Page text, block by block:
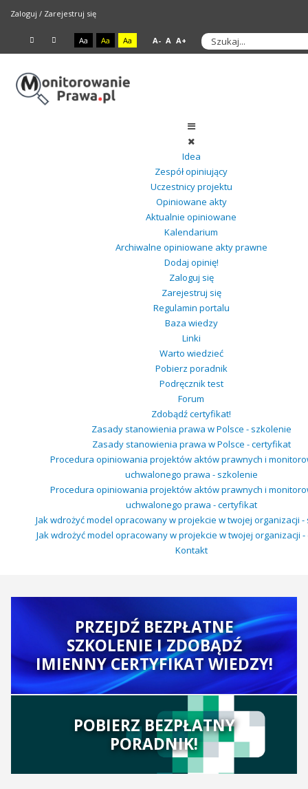
Zaloguj / Zarejestruj się
Aa Aa Aa A- A A+
Idea
Zespół opiniujący
Uczestnicy projektu
Opiniowane akty
Aktualnie opiniowane
Kalendarium
Archiwalne opiniowane akty prawne
Dodaj opinię!
Zaloguj się
Zarejestruj się
Regulamin portalu
Baza wiedzy
Linki
Warto wiedzieć
Pobierz poradnik
Podręcznik test
Forum
Zdobądź certyfikat!
Zasady stanowienia prawa w Polsce - szkolenie
Zasady stanowienia prawa w Polsce - certyfikat
Procedura opiniowania projektów aktów prawnych i
uchwalonego prawa - szkolenie
Procedura opiniowania projektów aktów prawnych i
uchwalonego prawa - certyfikat
Jak wdrożyć model opracowany w projekcie w twojej organizacji
Jak wdrożyć model opracowany w projekcie w twojej organizacji
Kontakt
PRZEJDŹ BEZPŁATNE
SZKOLENIE I ZDOBĄDŹ
IMIENNY CERTYFIKAT WIEDZY!
POBIERZ BEZPŁATNY
PORADNIK!